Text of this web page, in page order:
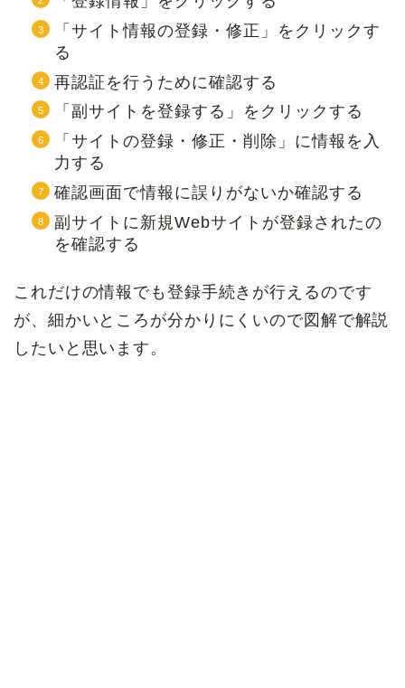
「サイト情報の登録・修正」をクリックす
る
再認証を行うために確認する
「副サイトを登録する」をクリックする
「サイトの登録・修正・削除」に情報を入
力する
確認画面で情報に誤りがないか確認する
副サイトに新規Webサイトが登録されたの
を確認する
これだけの情報でも登録手続きが行えるのです
が、細かいところが分かりにくいので図解で解説
したいと思います。